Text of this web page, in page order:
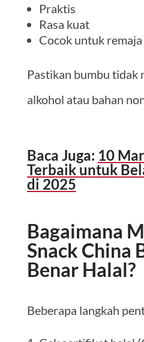
Praktis
Rasa kuat
Cocok untuk
Pastikan bumbu tidak
alkohol atau bahan
Baca Juga: 10
Terbaik untuk
di 2025
Bagaimana
Snack China
Benar Halal?
Beberapa langkah